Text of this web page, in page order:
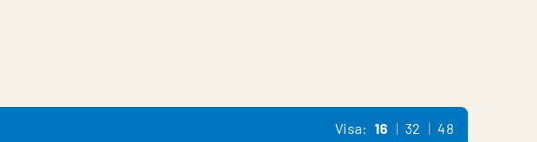
Visa: 16 32 48